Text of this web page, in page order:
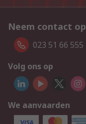
Neem contact op
023 51 66 555
Volg ons op
We aanvaarden